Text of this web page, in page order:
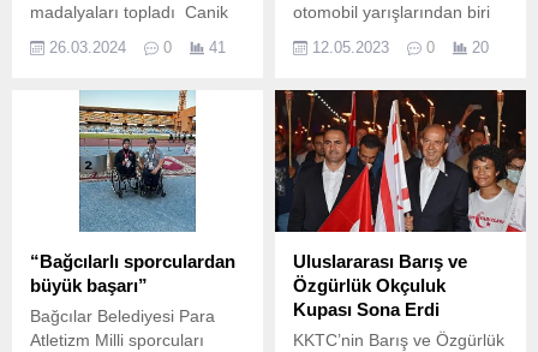
madalyaları topladı Canik
Belediyespor Kulübü
sporcusu Ali Topaloğlu,
Sporcular Federasyonu
(SUDS) tarafından
düzenlenen ve down
sendromlu sporcuların
olimpiyatı olarak
nitelendirilen Trisome
Oyunları’nda gösterdiği
üstün performansla
madalyalara doymadı.
26.03.2024 0 41
otomobil yarışlarından biri
olan ve Red Bull sporcusu
Ayhancan Güven’in de
Otomobil Şampiyonası
(DTM), yeni sezonda Red
Bull TV’de olacak.
12.05.2023 0 20
“Bağcılarlı sporculardan
büyük başarı”
Bağcılar Belediyesi Para
Atletizm Milli sporcuları
Uluslararası Barış ve
Özgürlük Okçuluk
Kupası Sona Erdi
KKTC’nin Barış ve Özgürlük